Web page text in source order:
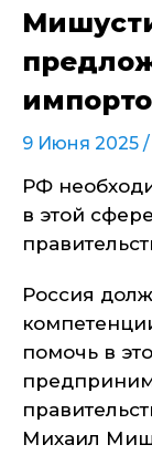
9 Июня 2025 /
РФ
в этой
Россия
помочь в
Михаил